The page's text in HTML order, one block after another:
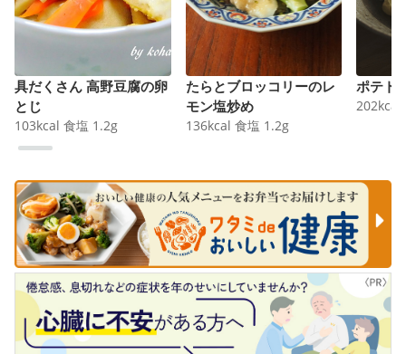
具だくさん 高野豆腐の卵
とじ
103kcal 食塩 1.2g
たらとブロッコリーのレ
モン塩炒め
136kcal 食塩 1.2g
ポテト
202kcal